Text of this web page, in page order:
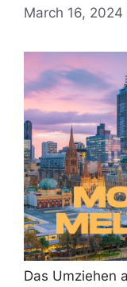
March 16, 2024
Das Umziehen